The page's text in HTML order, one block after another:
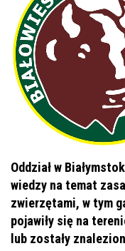
Oddział w
wiedzy na temat
zwierzętami, w tym
pojawiły się na
lub zostały